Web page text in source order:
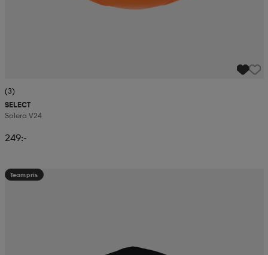
(3)
SELECT
Solera V24
249:-
Teampris